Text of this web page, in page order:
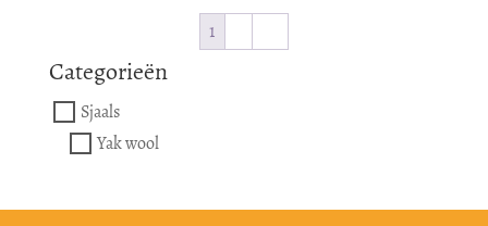
1
Categorieën
Sjaals
Yak wool